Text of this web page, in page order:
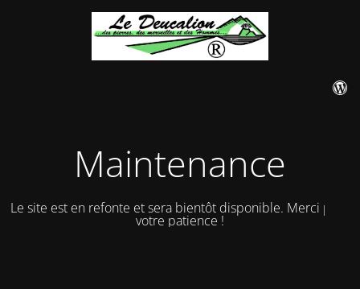
Maintenance
Le site est en refonte et sera bientôt disponible. Merci pour
votre patience !